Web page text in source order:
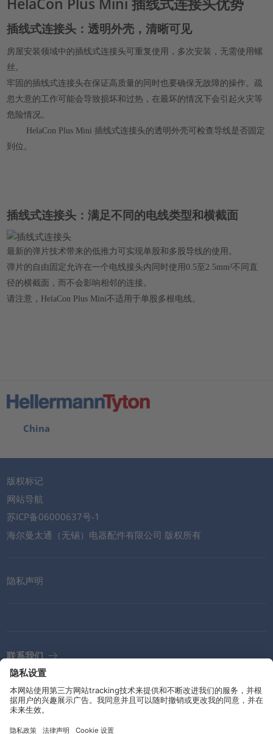
HelaCon Plus Mini 插线式连接头优势
插线式连接头：透明外壳，清晰可见
房屋安装领域中的插线式连接头可重复使用，多次安装，无需使用螺
丝。
牢固的插线式连接头在保证高质量的同时也要确保无故障的操作。疏
忽大意的工作可能会导致损坏和过热，在最坏的情况下会引起火灾等
危险情况。
HelaCon Plus Mini 插线式连接头的透明外壳可检查导线是否固定
到位。
插线式连接头：满足不同的电线类型和横截面
最新的弹片技术带来的低推力可实现单股和多股导线的使用。
弹片的自由固定允许在一个电线接头内同时使用0.5至2.5mm²不同直
径的横截面，而不会影响相邻的连接。
请注意，HelaCon Plus Mini不适用于单股多根电线。
China
版权标记
网站导航
苏ICP备06000637号-1
海尔曼太通（无锡）电器配件有限公司 版权所有
隐私声明
联系我们
电子报